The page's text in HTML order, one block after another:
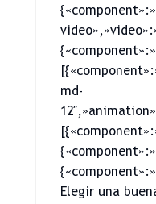
md-
Elegir una